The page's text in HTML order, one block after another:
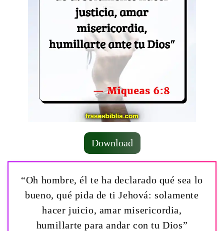
Download
“Oh hombre, él te ha declarado qué sea lo
bueno, qué pida de ti Jehová: solamente
hacer juicio, amar misericordia,
humillarte para andar con tu Dios”